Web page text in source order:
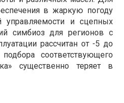
в жаркую погоду
управляемости и сцепных
симбиоз для регионов с
рассчитан от -5 до
соответствующего
существенно теряет в